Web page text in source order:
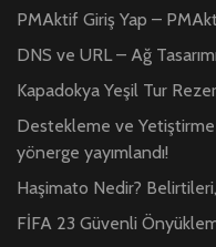
PMAktif Giriş Yap –
DNS ve URL – Ağ Tasarımı
Kapadokya Yeşil Tur
Destekleme ve Yetiştirme
yönerge yayımlandı!
Haşimato Nedir?
FİFA 23 Güvenli